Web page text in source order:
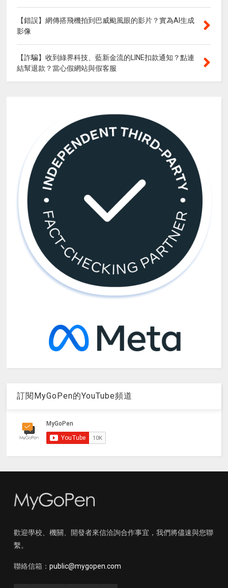
【錯誤】網傳搭飛機拍到巴威颱風眼的影片？實為AI生成
影像
【詐騙】收到綠界科技、藍新金流的LINE扣款通知？點連
結幫退款？當心假網站與假客服
訂閱MyGoPen的YouTube頻道
歡迎學校、機關、開發者來信洽詢合作事宜，我們將儘速與您聯
繫。
聯絡信箱： public@mygopen.com